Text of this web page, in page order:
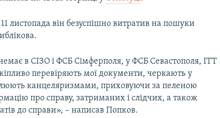
листопада він безуспішно витратив на пошуки
в СІЗО і ФСБ Сімферполя, у ФСБ Севастополя, ІТТ
перевіряють мої документи, черкають у
канцеляризмами, приховуючи за пеленою
про справу, затриманих і слідчих, а також
до справи», – написав Попков.